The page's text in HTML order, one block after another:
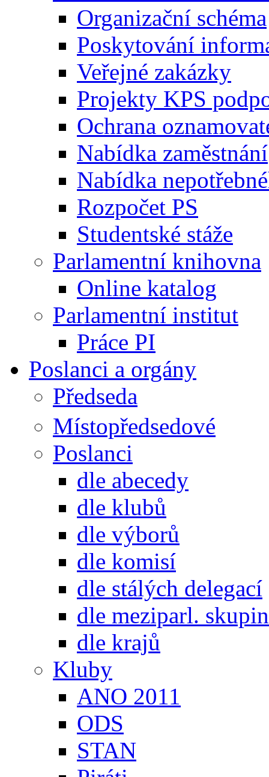
Organizační schéma
Poskytování
Veřejné zakázky
Projekty KPS
Ochrana
Nabídka zaměstnání
Nabídka
Rozpočet PS
Studentské stáže
Parlamentní knihovna
Online katalog
Parlamentní institut
Práce PI
Poslanci a orgány
Předseda
Místopředsedové
Poslanci
dle abecedy
dle klubů
dle výborů
dle komisí
dle stálých delegací
dle meziparl. skupin
dle krajů
Kluby
ANO 2011
ODS
STAN